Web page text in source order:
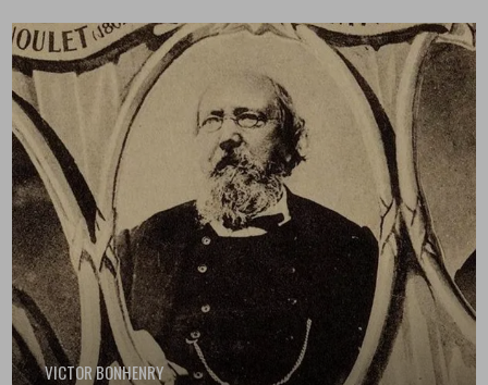
VICTOR BONHENRY